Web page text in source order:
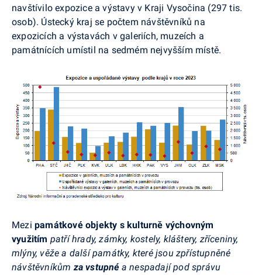
navštívilo expozice a výstavy v Kraji Vysočina (297 tis.
osob). Ústecký kraj se počtem návštěvníků na
expozicích a výstavách v galeriích, muzeích a
památnících umístil na sedmém nejvyšším místě.
Mezi památkové objekty s kulturně výchovným
využitím patří hrady, zámky, kostely, kláštery, zříceniny,
mlýny, věže a další památky, které jsou zpřístupněné
návštěvníkůmza vstupné a nespadají pod správu